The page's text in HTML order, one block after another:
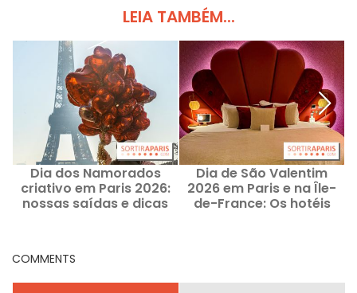
LEIA TAMBÉM...
Dia dos Namorados
criativo em Paris 2026:
nossas saídas e dicas
Dia de São Valentim
2026 em Paris e na Île-
de-France: Os hotéis
COMMENTS